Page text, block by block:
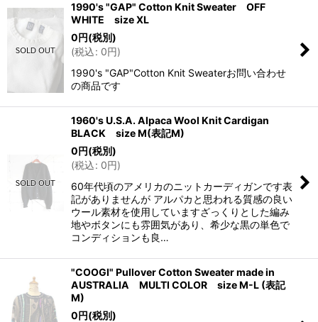
1990's "GAP" Cotton Knit Sweater OFF
WHITE size XL
0円(税別)
(税込: 0円)
1990's "GAP"Cotton Knit Sweaterお問い合わせ
の商品です
1960's U.S.A. Alpaca Wool Knit Cardigan
BLACK size M(表記M)
0円(税別)
(税込: 0円)
60年代頃のアメリカのニットカーディガンです表
記がありませんが アルパカと思われる質感の良い
ウール素材を使用していますざっくりとした編み
地やボタンにも雰囲気があり、希少な黒の単色で
コンディションも良…
"COOGI" Pullover Cotton Sweater made in
AUSTRALIA MULTI COLOR size M-L (表記
M)
0円(税別)